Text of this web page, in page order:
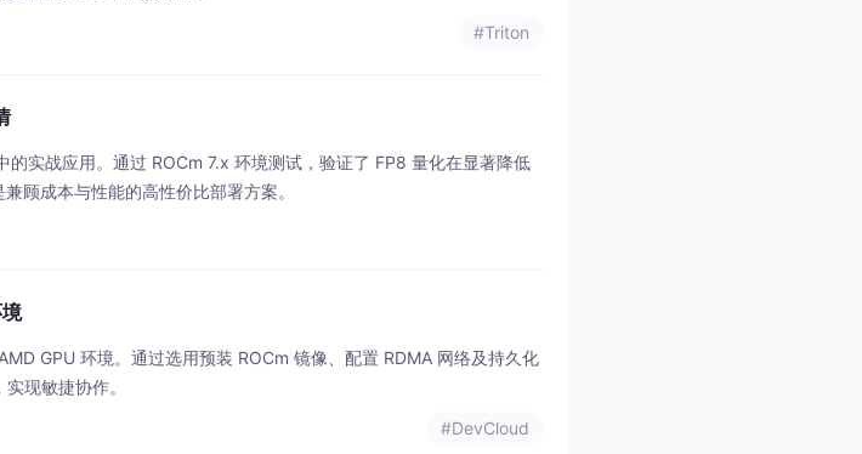
#Triton
实战应用。通过 ROCm 7.x 环境测试，验证了 FP8 量化在显著降低
顾成本与性能的高性价比部署方案。
GPU 环境。通过选用预装 ROCm 镜像、配置 RDMA 网络及持久化
现敏捷协作。
#DevCloud